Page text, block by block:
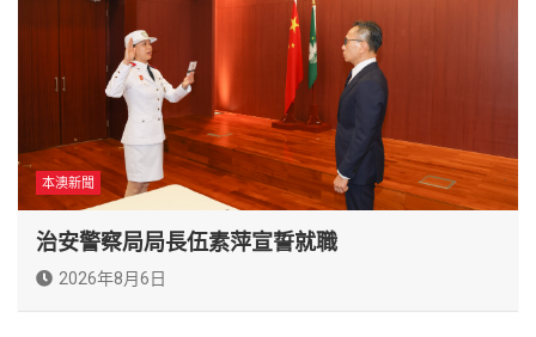
本澳新聞
治安警察局局長伍素萍宣誓就職
2026年8月6日